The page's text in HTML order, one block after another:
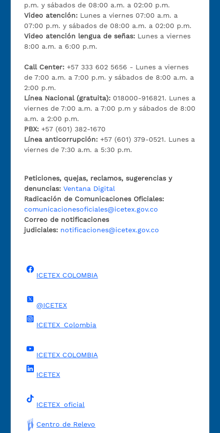
p.m. y sábados de 08:00 a.m. a 02:00 p.m.
Video atención: Lunes a viernes 07:00 a.m. a
07:00 p.m. y sábados de 08:00 a.m. a 02:00 p.m.
Video atención lengua de señas: Lunes a viernes
8:00 a.m. a 6:00 p.m.
Call Center:+57 333 602 5656 - Lunes a viernes
de 7:00 a.m. a 7:00 p.m. y sábados de 8:00 a.m. a
2:00 p.m.
Línea Nacional (gratuita): 018000-916821. Lunes a
viernes de 7:00 a.m. a 7:00 p.m y sábados de 8:00
a.m. a 2:00 p.m.
PBX:+57 (601) 382-1670
Línea anticorrupción:+57 (601) 379-0521. Lunes a
viernes de 7:30 a.m. a 5:30 p.m.
Peticiones, quejas, reclamos, sugerencias y
denuncias: Ventana Digital
Radicación de Comunicaciones Oficiales:
comunicacionesoficiales@icetex.gov.co
Correo de notificaciones
judiciales: notificaciones@icetex.gov.co
ICETEX COLOMBIA
@ICETEX
ICETEX_Colombia
ICETEX COLOMBIA
ICETEX
ICETEX_oficial
Centro de Relevo